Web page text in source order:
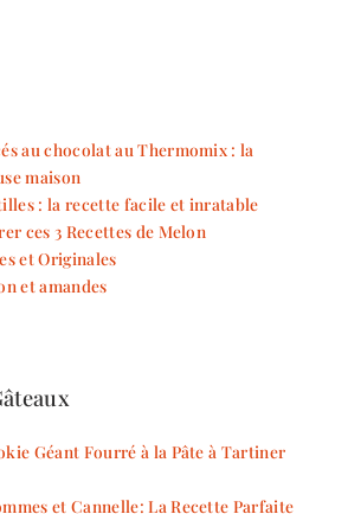
au chocolat au Thermomix : la
maison
: la recette facile et inratable
ces 3 Recettes de Melon
et Originales
et amandes
Géant Fourré à la Pâte à Tartiner
et Cannelle: La Recette Parfaite